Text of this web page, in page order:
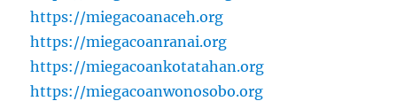
https://miegacoanaceh.org
https://miegacoanranai.org
https://miegacoankotatahan.org
https://miegacoanwonosobo.org